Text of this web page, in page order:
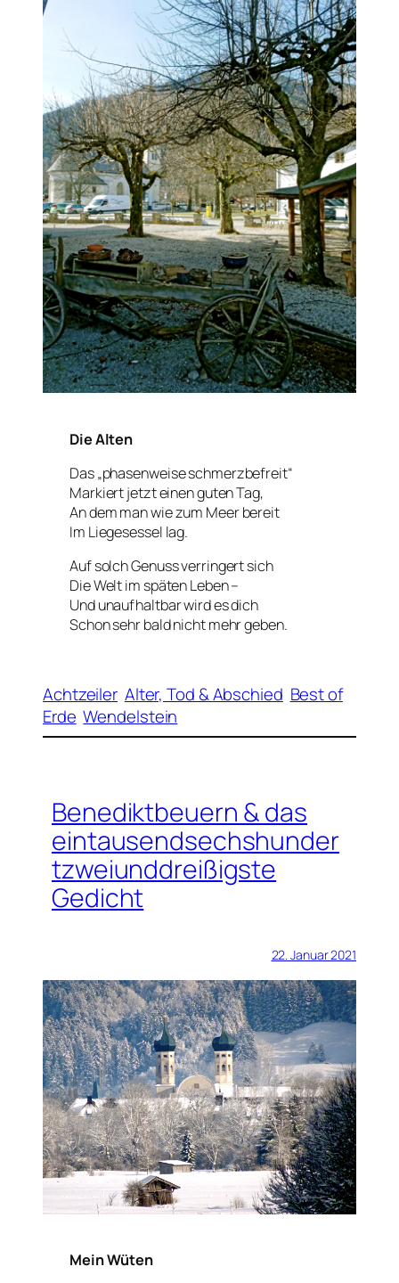
Die Alten
Das „phasenweise schmerzbefreit“
Markiert jetzt einen guten Tag,
An dem man wie zum Meer bereit
Im Liegesessel lag.
Auf solch Genuss verringert sich
Die Welt im späten Leben –
Und unaufhaltbar wird es dich
Schon sehr bald nicht mehr geben.
Achtzeiler Alter, Tod & Abschied Best of
Erde Wendelstein
Benediktbeuern & das
eintausendsechshunder
tzweiunddreißigste
Gedicht
22. Januar 2021
Mein Wüten